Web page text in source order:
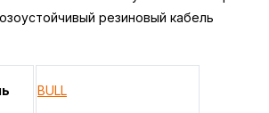
резиновый кабель
BULL